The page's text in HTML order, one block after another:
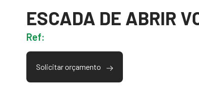
ESCADA DE ABRIR
Ref:
Solicitar orçamento